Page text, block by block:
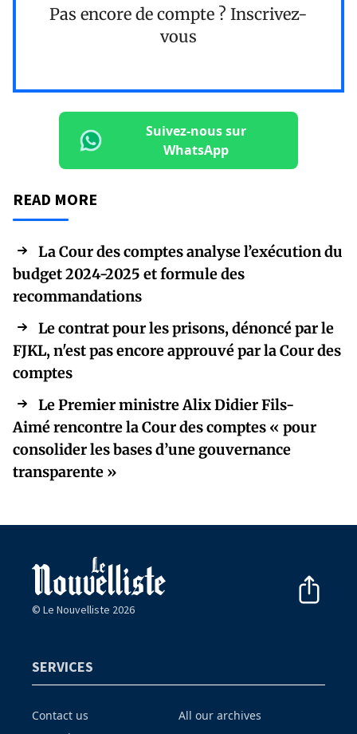
Pas encore de compte ? Inscrivez-
vous
Suivez-nous sur
WhatsApp
READ MORE
La Cour des comptes analyse l’exécution du
budget 2024-2025 et formule des
recommandations
Le contrat pour les prisons, dénoncé par le
FJKL, n'est pas encore approuvé par la Cour des
comptes
Le Premier ministre Alix Didier Fils-
Aimé rencontre la Cour des comptes « pour
consolider les bases d’une gouvernance
transparente »
© Le Nouvelliste 2026
SERVICES
Contact us
All our archives